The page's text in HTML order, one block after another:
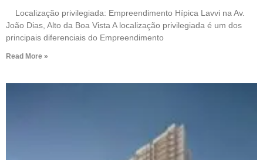
Localização privilegiada: Empreendimento Hípica Lavvi na Av.
João Dias, Alto da Boa Vista A localização privilegiada é um dos
principais diferenciais do Empreendimento
Read More »